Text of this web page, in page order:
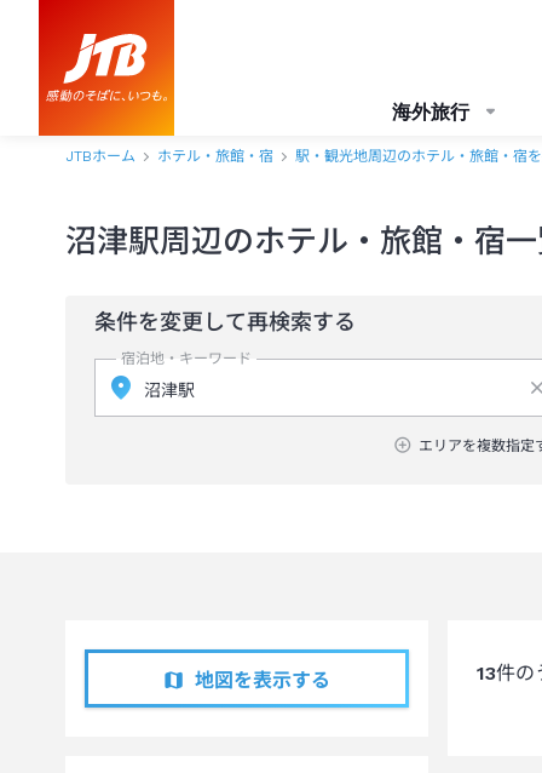
海外旅行
JTBホーム ホテル・旅館・宿 駅・観光地周辺のホテル・旅館・宿
沼津駅周辺のホテル・旅館・宿
条件を変更して再検索する
宿泊地・キーワード
エリアを複数指定
地図を表示する 13件の